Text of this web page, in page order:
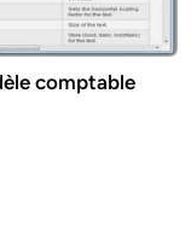
comptable